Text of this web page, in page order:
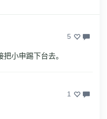
5
小申踢下台去。
1